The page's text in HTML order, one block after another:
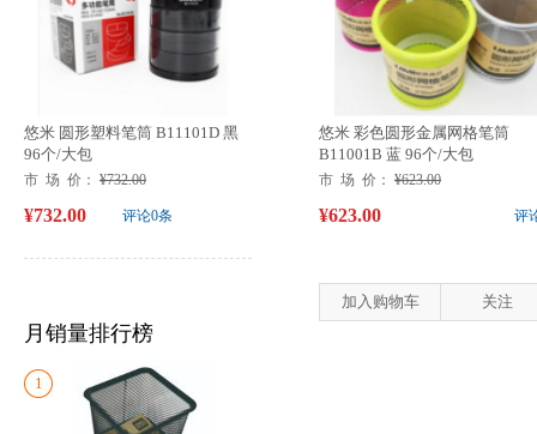
悠米 圆形塑料笔筒 B11101D 黑
96个/大包
市 场 价： ¥732.00
评论0条
¥732.00
月销量排行榜
1
悠米 彩色圆形金属网格笔筒
B11001B 蓝 96个/大包
市 场 价： ¥623.00
评
¥623.00
加入购物车 关注